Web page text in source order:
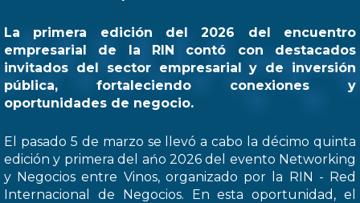
La primera edición del 2026 del encuentro
empresarial de la RIN contó con destacados
invitados del sector empresarial y de inversión
pública, fortaleciendo conexiones y
oportunidades de negocio.
El pasado 5 de marzo se llevó a cabo la décimo quinta
edición y primera del ańo 2026 del evento Networking
y Negocios entre Vinos, organizado por la RIN - Red
Internacional de Negocios. En esta oportunidad, el